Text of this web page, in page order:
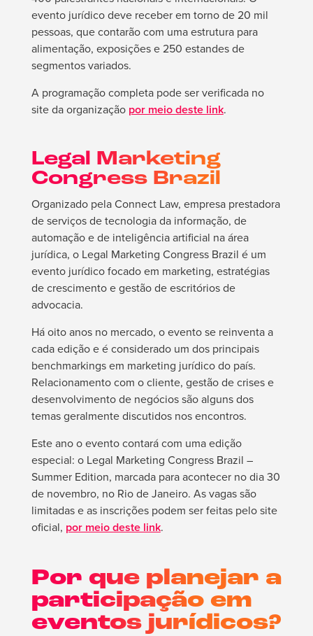
evento jurídico deve receber em torno de 20 mil
pessoas, que contarão com uma estrutura para
alimentação, exposições e 250 estandes de
segmentos variados.
A programação completa pode ser verificada no
site da organização por meio deste link.
Legal Marketing
Congress Brazil
Organizado pela Connect Law, empresa prestadora
de serviços de tecnologia da informação, de
automação e de inteligência artificial na área
jurídica, o Legal Marketing Congress Brazil é um
evento jurídico focado em marketing, estratégias
de crescimento e gestão de escritórios de
advocacia.
Há oito anos no mercado, o evento se reinventa a
cada edição e é considerado um dos principais
benchmarkings em marketing jurídico do país.
Relacionamento com o cliente, gestão de crises e
desenvolvimento de negócios são alguns dos
temas geralmente discutidos nos encontros.
Este ano o evento contará com uma edição
especial: o Legal Marketing Congress Brazil –
Summer Edition, marcada para acontecer no dia 30
de novembro, no Rio de Janeiro. As vagas são
limitadas e as inscrições podem ser feitas pelo site
oficial, por meio deste link.
Por que planejar a
participação em
eventos jurídicos?